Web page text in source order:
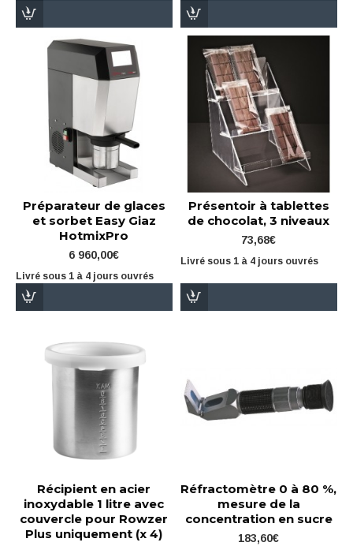
Préparateur de glaces
et sorbet Easy Giaz
HotmixPro
6 960,00€
Livré sous 1 à 4 jours ouvrés
Présentoir à tablettes
de chocolat, 3 niveaux
73,68€
Livré sous 1 à 4 jours ouvrés
Récipient en acier
inoxydable 1 litre avec
couvercle pour Rowzer
Plus uniquement (x 4)
Réfractomètre 0 à 80 %,
mesure de la
concentration en sucre
183,60€